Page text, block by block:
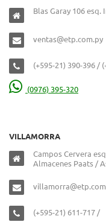
Blas Garay 106
ventas@etp.com.py
(+595-21) 390-396 /
(0976) 395-320
VILLAMORRA
Campos Cervera
Almacenes Paats /
(+595-21) 611-717 /